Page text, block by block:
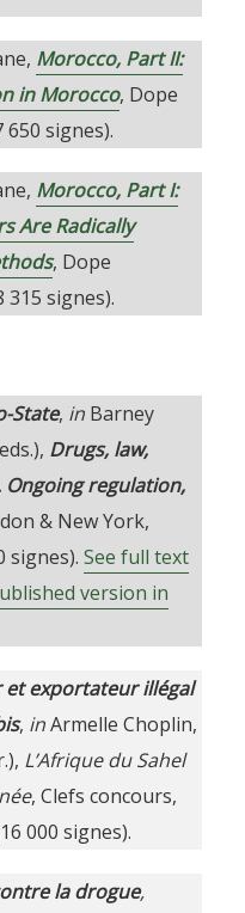
Morocco, Part II:
in Morocco, Dope
signes).
Morocco, Part I:
Are Radically
, Dope
315 signes).
State, inBarney
Drugs, law,
regulation,
& New York,
signes). See full text
version in
exportateur illégal
, inArmelle Choplin,
L’Afrique du Sahel
, Clefs concours,
000 signes).
la drogue,